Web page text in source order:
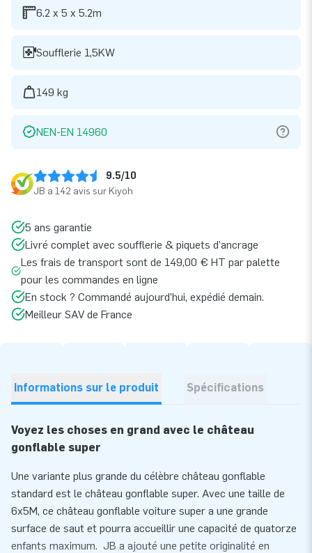
6.2 x 5 x 5.2m
Soufflerie 1,5KW
149 kg
NEN-EN 14960
9.5/10
JB a 142 avis sur Kiyoh
5 ans garantie
Livré complet avec soufflerie & piquets d’ancrage
Les frais de transport sont de 149,00 € HT par palette
pour les commandes en ligne
En stock ? Commandé aujourd’hui, expédié demain.
Meilleur SAV de France
Informations sur le produit Spécifications
Voyez les choses en grand avec le château
gonflable super
Une variante plus grande du célèbre château gonflable
standard est le château gonflable super. Avec une taille de
6x5M, ce château gonflable voiture super a une grande
surface de saut et pourra accueillir une capacité de quatorze
enfants maximum. JB a ajouté une petite originalité en